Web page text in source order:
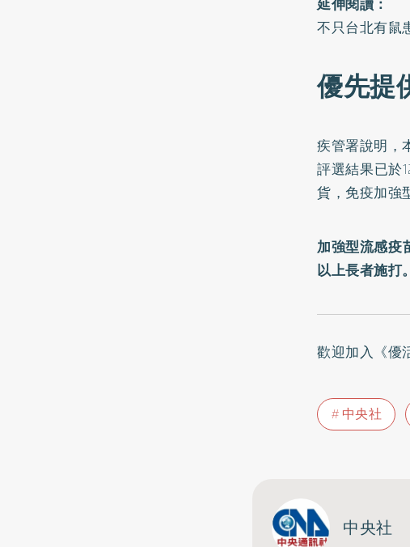
不只台北有鼠
優先提
疾管署說明，
評選結果已於
貨，免疫加強
加強型流感疫
以上長者施打。
歡迎加入 《
中央社
中央社